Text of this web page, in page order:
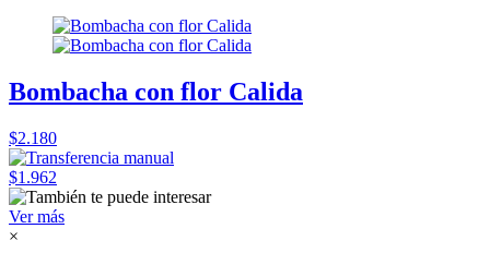
Bombacha con flor Calida
$2.180
$1.962
Ver más
×